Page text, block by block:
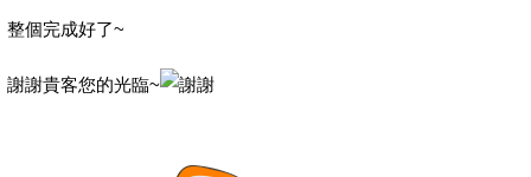
整個完成好了~
謝謝貴客您的光臨~